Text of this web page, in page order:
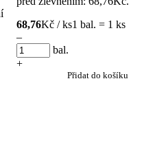
68,76Kč / ks1 bal. = 1 ks
–
bal.
+
Přidat do košíku